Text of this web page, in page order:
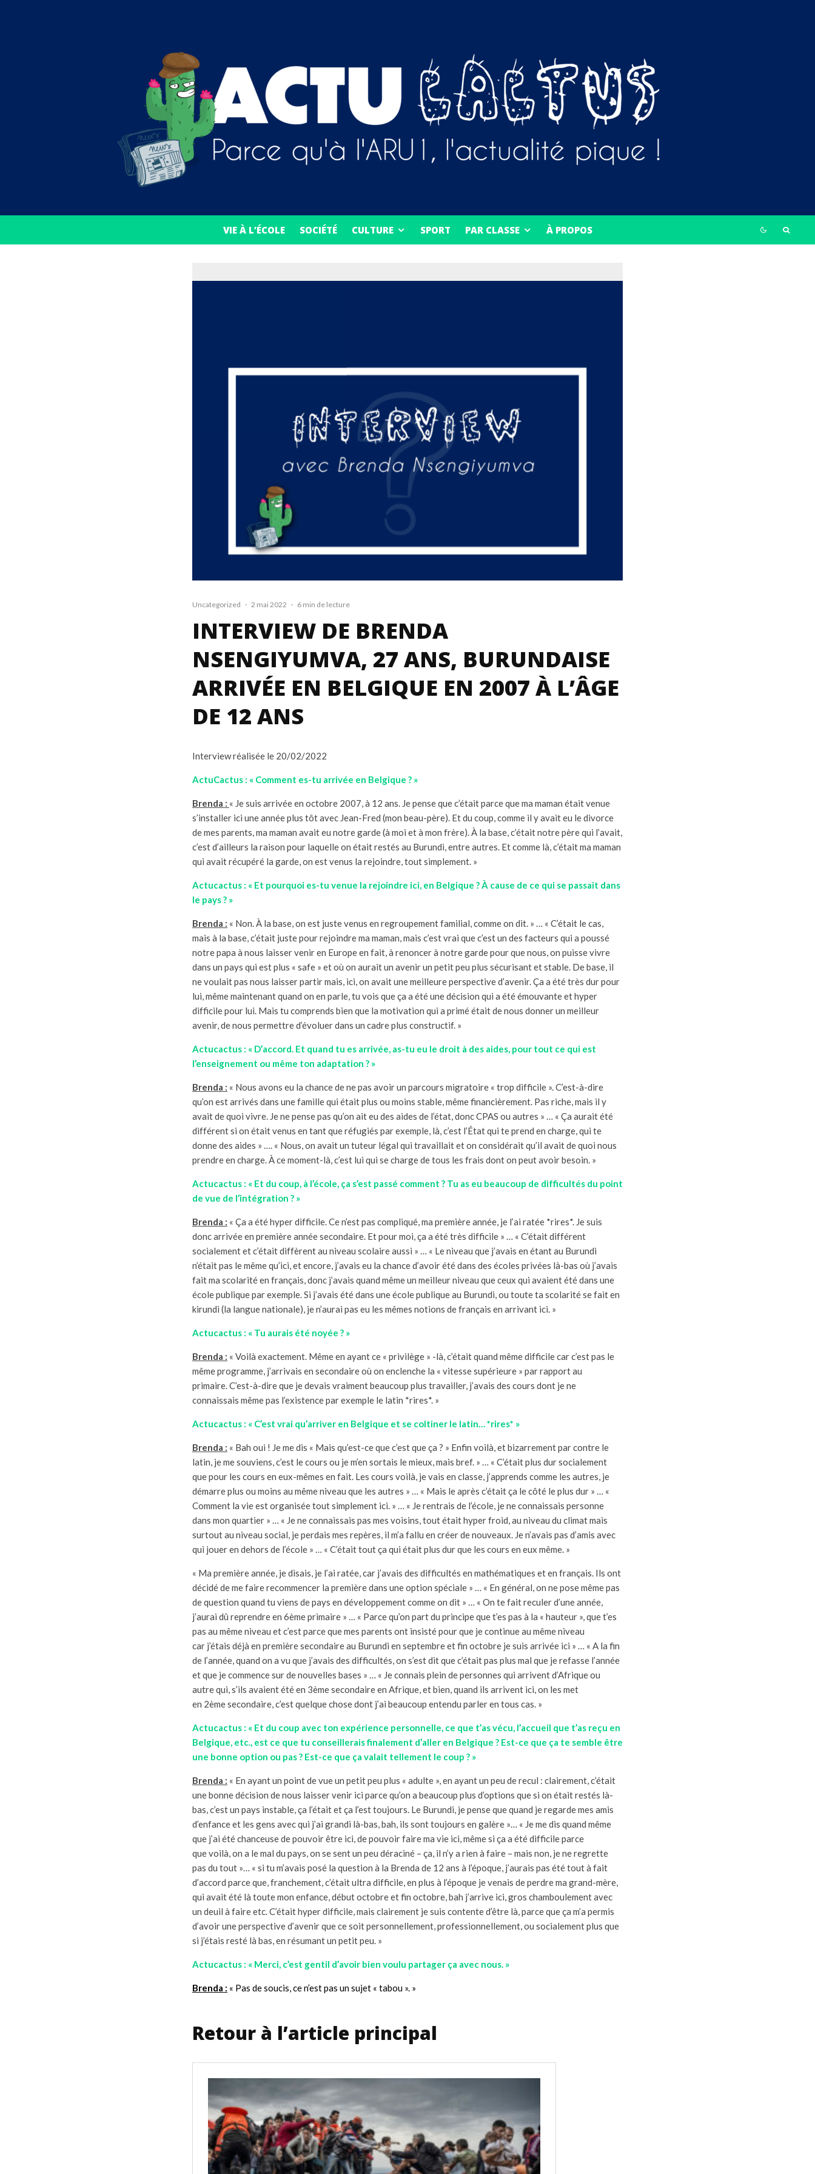
VIE À L’ÉCOLE SOCIÉTÉ CULTURE SPORT PAR CLASSE À PROPOS
Uncategorized · 2 mai 2022 · 6 min de lecture
INTERVIEW DE BRENDA
NSENGIYUMVA, 27 ANS, BURUNDAISE
ARRIVÉE EN BELGIQUE EN 2007 À L’ÂGE
DE 12 ANS
Interview réalisée le 20/02/2022
ActuCactus : « Comment es-tu arrivée en Belgique ? »
Brenda : « Je suis arrivée en octobre 2007, à 12 ans. Je pense que c’était parce que ma maman était venue
s’installer ici une année plus tôt avec Jean-Fred (mon beau-père). Et du coup, comme il y avait eu le divorce
de mes parents, ma maman avait eu notre garde (à moi et à mon frère). À la base, c’était notre père qui l’avait,
c’est d’ailleurs la raison pour laquelle on était restés au Burundi, entre autres. Et comme là, c’était ma maman
qui avait récupéré la garde, on est venus la rejoindre, tout simplement. »
Actucactus : « Et pourquoi es-tu venue la rejoindre ici, en Belgique ? À cause de ce qui se passait dans
le pays ? »
Brenda : « Non. À la base, on est juste venus en regroupement familial, comme on dit. » … « C’était le cas,
mais à la base, c’était juste pour rejoindre ma maman, mais c’est vrai que c’est un des facteurs qui a poussé
notre papa à nous laisser venir en Europe en fait, à renoncer à notre garde pour que nous, on puisse vivre
dans un pays qui est plus « safe » et où on aurait un avenir un petit peu plus sécurisant et stable. De base, il
ne voulait pas nous laisser partir mais, ici, on avait une meilleure perspective d’avenir. Ça a été très dur pour
lui, même maintenant quand on en parle, tu vois que ça a été une décision qui a été émouvante et hyper
difficile pour lui. Mais tu comprends bien que la motivation qui a primé était de nous donner un meilleur
avenir, de nous permettre d’évoluer dans un cadre plus constructif. »
Actucactus : « D’accord. Et quand tu es arrivée, as-tu eu le droit à des aides, pour tout ce qui est
l’enseignement ou même ton adaptation ? »
Brenda : « Nous avons eu la chance de ne pas avoir un parcours migratoire « trop difficile ». C’est-à-dire
qu’on est arrivés dans une famille qui était plus ou moins stable, même financièrement. Pas riche, mais il y
avait de quoi vivre. Je ne pense pas qu’on ait eu des aides de l’état, donc CPAS ou autres » … « Ça aurait été
différent si on était venus en tant que réfugiés par exemple, là, c’est l’État qui te prend en charge, qui te
donne des aides » …. « Nous, on avait un tuteur légal qui travaillait et on considérait qu’il avait de quoi nous
prendre en charge. À ce moment-là, c’est lui qui se charge de tous les frais dont on peut avoir besoin. »
Actucactus : « Et du coup, à l’école, ça s’est passé comment ? Tu as eu beaucoup de difficultés du point
de vue de l’intégration ? »
Brenda : « Ça a été hyper difficile. Ce n’est pas compliqué, ma première année, je l’ai ratée *rires*. Je suis
donc arrivée en première année secondaire. Et pour moi, ça a été très difficile » … « C’était différent
socialement et c’était diffèrent au niveau scolaire aussi » … « Le niveau que j’avais en étant au Burundi
n’était pas le même qu’ici, et encore, j’avais eu la chance d’avoir été dans des écoles privées là-bas où j’avais
fait ma scolarité en français, donc j’avais quand même un meilleur niveau que ceux qui avaient été dans une
école publique par exemple. Si j’avais été dans une école publique au Burundi, ou toute ta scolarité se fait en
kirundi (la langue nationale), je n’aurai pas eu les mêmes notions de français en arrivant ici. »
Actucactus : « Tu aurais été noyée ? »
Brenda : « Voilà exactement. Même en ayant ce « privilège » -là, c’était quand même difficile car c’est pas le
même programme, j’arrivais en secondaire où on enclenche la « vitesse supérieure » par rapport au
primaire. C’est-à-dire que je devais vraiment beaucoup plus travailler, j’avais des cours dont je ne
connaissais même pas l’existence par exemple le latin *rires*. »
Actucactus : « C’est vrai qu’arriver en Belgique et se coltiner le latin… *rires* »
Brenda : « Bah oui ! Je me dis « Mais qu’est-ce que c’est que ça ? » Enfin voilà, et bizarrement par contre le
latin, je me souviens, c’est le cours ou je m’en sortais le mieux, mais bref. » … « C’était plus dur socialement
que pour les cours en eux-mêmes en fait. Les cours voilà, je vais en classe, j’apprends comme les autres, je
démarre plus ou moins au même niveau que les autres » … « Mais le après c’était ça le côté le plus dur » … «
Comment la vie est organisée tout simplement ici. » … « Je rentrais de l’école, je ne connaissais personne
dans mon quartier » … « Je ne connaissais pas mes voisins, tout était hyper froid, au niveau du climat mais
surtout au niveau social, je perdais mes repères, il m’a fallu en créer de nouveaux. Je n’avais pas d’amis avec
qui jouer en dehors de l’école » … « C’était tout ça qui était plus dur que les cours en eux même. »
« Ma première année, je disais, je l’ai ratée, car j’avais des difficultés en mathématiques et en français. Ils ont
décidé de me faire recommencer la première dans une option spéciale » … « En général, on ne pose même pas
de question quand tu viens de pays en développement comme on dit » … « On te fait reculer d’une année,
j’aurai dû reprendre en 6ème primaire » … « Parce qu’on part du principe que t’es pas à la « hauteur », que t’es
pas au même niveau et c’est parce que mes parents ont insisté pour que je continue au même niveau
car j’étais déjà en première secondaire au Burundi en septembre et fin octobre je suis arrivée ici » … « A la fin
de l’année, quand on a vu que j’avais des difficultés, on s’est dit que c’était pas plus mal que je refasse l’année
et que je commence sur de nouvelles bases » … « Je connais plein de personnes qui arrivent d’Afrique ou
autre qui, s’ils avaient été en 3ème secondaire en Afrique, et bien, quand ils arrivent ici, on les met
en 2ème secondaire, c’est quelque chose dont j’ai beaucoup entendu parler en tous cas. »
Actucactus : « Et du coup avec ton expérience personnelle, ce que t’as vécu, l’accueil que t’as reçu en
Belgique, etc., est ce que tu conseillerais finalement d’aller en Belgique ? Est-ce que ça te semble être
une bonne option ou pas ? Est-ce que ça valait tellement le coup ? »
Brenda : « En ayant un point de vue un petit peu plus « adulte », en ayant un peu de recul : clairement, c’était
une bonne décision de nous laisser venir ici parce qu’on a beaucoup plus d’options que si on était restés là-
bas, c’est un pays instable, ça l’était et ça l’est toujours. Le Burundi, je pense que quand je regarde mes amis
d’enfance et les gens avec qui j’ai grandi là-bas, bah, ils sont toujours en galère »… « Je me dis quand même
que j’ai été chanceuse de pouvoir être ici, de pouvoir faire ma vie ici, même si ça a été difficile parce
que voilà, on a le mal du pays, on se sent un peu déraciné – ça, il n’y a rien à faire – mais non, je ne regrette
pas du tout »… « si tu m’avais posé la question à la Brenda de 12 ans à l’époque, j’aurais pas été tout à fait
d’accord parce que, franchement, c’était ultra difficile, en plus à l’époque je venais de perdre ma grand-mère,
qui avait été là toute mon enfance, début octobre et fin octobre, bah j’arrive ici, gros chamboulement avec
un deuil à faire etc. C’était hyper difficile, mais clairement je suis contente d’être là, parce que ça m’a permis
d’avoir une perspective d’avenir que ce soit personnellement, professionnellement, ou socialement plus que
si j’étais resté là bas, en résumant un petit peu. »
Actucactus : « Merci, c’est gentil d’avoir bien voulu partager ça avec nous. »
Brenda : « Pas de soucis, ce n’est pas un sujet « tabou ». »
Retour à l’article principal